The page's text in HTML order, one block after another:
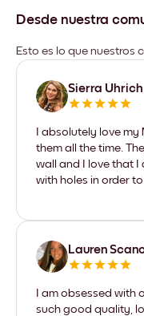
Desde nuestra
Esto es lo que nuestros
Sierra Uhrich
I absolutely love
them all the time.
wall and I love that I
with holes in order
Lauren
I am obsessed with
such good quality,